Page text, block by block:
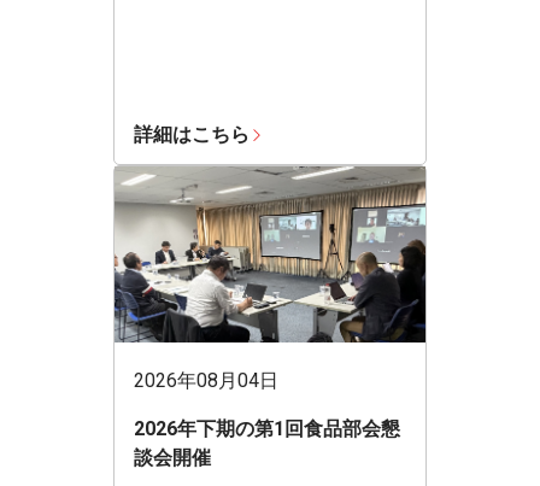
詳細はこちら
2026年08月04日
2026年下期の第1回食品部会懇
談会開催